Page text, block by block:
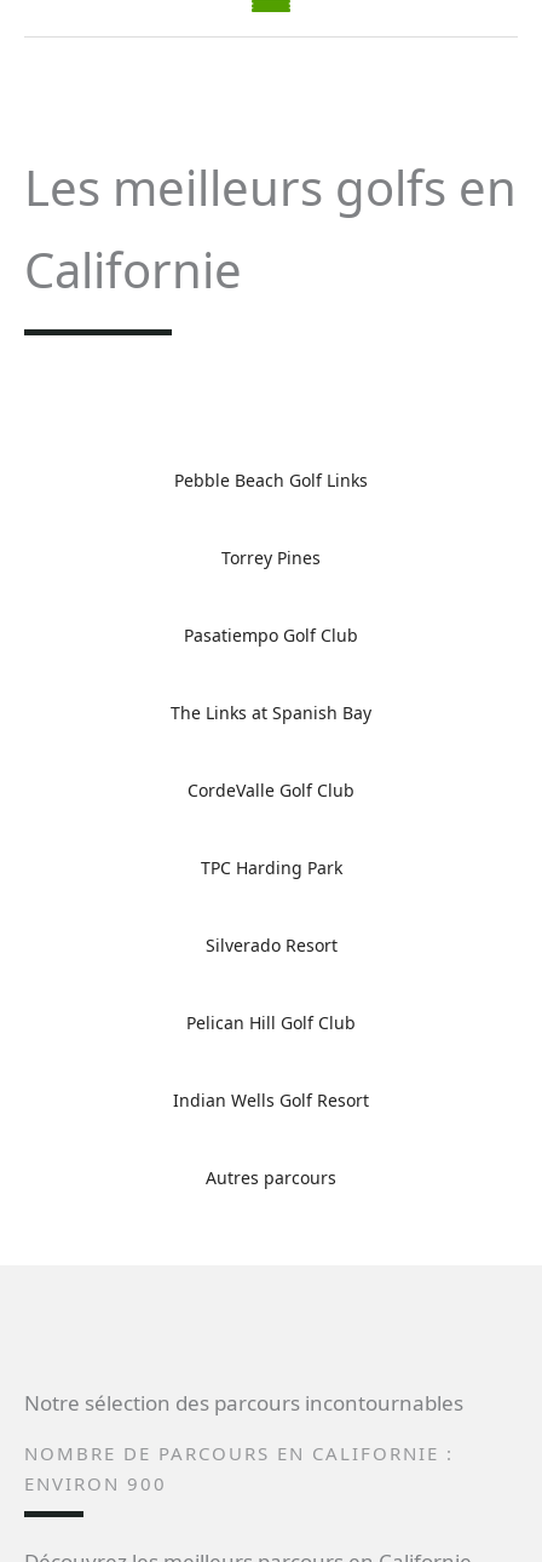
Les meilleurs golfs en
Californie
Pebble Beach Golf Links
Torrey Pines
Pasatiempo Golf Club
The Links at Spanish Bay
CordeValle Golf Club
TPC Harding Park
Silverado Resort
Pelican Hill Golf Club
Indian Wells Golf Resort
Autres parcours
Notre sélection des parcours incontournables
NOMBRE DE PARCOURS EN CALIFORNIE :
ENVIRON 900